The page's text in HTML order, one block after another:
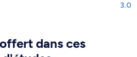
3.0
dans ces